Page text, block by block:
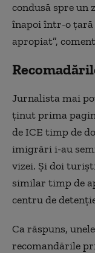
condusă spre un
înapoi într-o țară
apropiat”,
Jurnalista mai
ținut prima
de ICE timp de
imigrări i-au
vizei. Și doi
similar timp de
centru de
Ca răspuns,
recomandările